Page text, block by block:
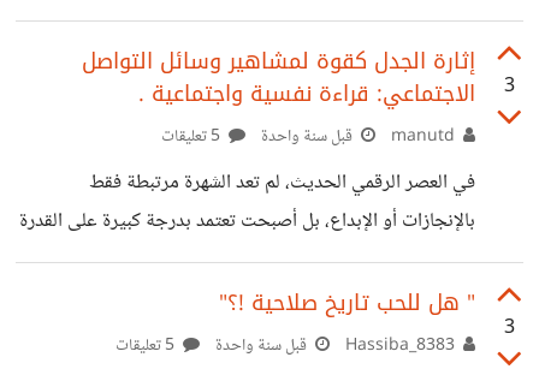
في كامل تركيزه مبيقدرش يركز بنسبة تقريبا اكثر من ٨٠ -٩٠%
ودي في احسن الحالات يعني لو بتتفرج على كورس معين
محتاج تعيده مرتين على الاقل عشان تستوعبه بالكامل (احسن
الحلات زي ما قلنا ) فا تيجي تقسمه هتلاقي انك لازم توزن
تقسيمته صح جدا (بيعتمد على فهمك لنفسك ومعرفتك الحقيقية
بقدراتك) فا توزنه صح هتلاقي النسبة عليت جدا طيب هل
3
إثارة الجدل كقوة لمشاهير وسائل التواصل
الاجتماعي: قراءة نفسية واجتماعية .
قبل سنة واحدة
في العصر الرقمي الحديث، لم تعد الشهرة مرتبطة فقط
بالإنجازات أو الإبداع، بل أصبحت تعتمد بدرجة كبيرة على القدرة
في جذب الانتباه وخلق التفاعل. ومن أبرز الوسائل التي يلجأ إليها
المشاهير على منصات التواصل الاجتماعي هي إثارة الجدل. هذا
السلوك لم يعد مجرد رد فعل عفوي، بل تحول إلى أداة
3
" هل للحب تاريخ صلاحية !؟"
قبل سنة واحدة